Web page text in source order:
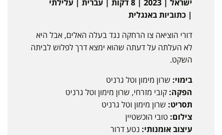
ישראל | 2023 | 8 דקות | עברית | עלילתי
| כתוביות באנגלית
דורי הוציאה צו הרחקה נגד בעלה האלים, אבל היא
לא העלתה על דעתה שהוא ימצא דרך לפלוש לביתה
השקט.
בימוי: שרון מימון וטל גרניט
הפקה: קובי מזרחי, שרון מימון וטל גרניט
תסריט: שרון מימון וטל גרניט
צילום: טובי הוכשטיין
עיצוב אומנותי: נטע דרור